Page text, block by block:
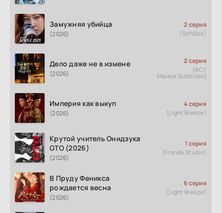
Замужняя убийца
(2026)
2 серия
(SoftBox)
Дело даже не в измене
(2026)
2 серия
(ФСГ
Мания.Subtitles)
Империя как выкуп
(2026)
4 серия
(Light Breeze)
Крутой учитель Онидзука
GTO (2026)
(2026)
1 серия
(Fronda Studio)
В Пруду Феникса
рождается весна
(2026)
6 серия
(Light Breeze)